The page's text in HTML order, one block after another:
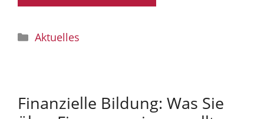
Kategorien
Aktuelles
Finanzielle Bildung: Was Sie